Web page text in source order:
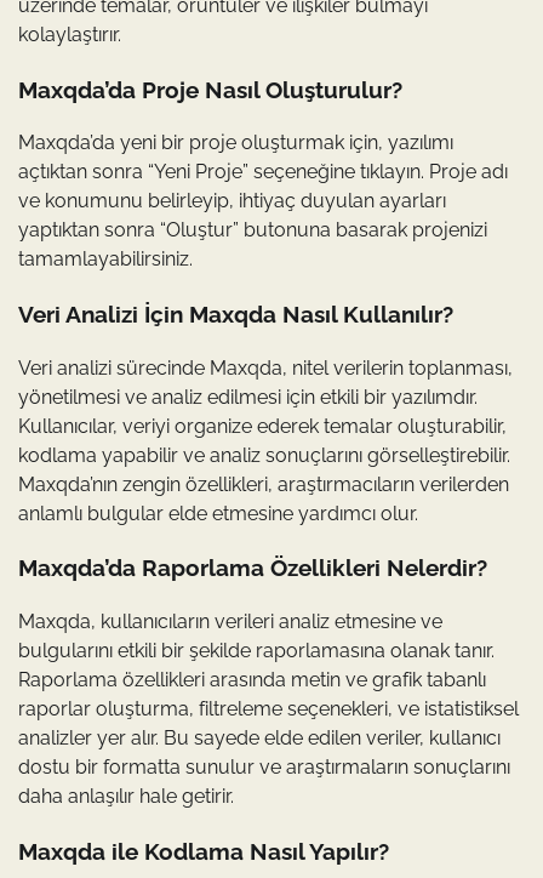
üzerinde temalar, örüntüler ve ilişkiler bulmayı
kolaylaştırır.
Maxqda’da Proje Nasıl Oluşturulur?
Maxqda’da yeni bir proje oluşturmak için, yazılımı
açtıktan sonra “Yeni Proje” seçeneğine tıklayın. Proje adı
ve konumunu belirleyip, ihtiyaç duyulan ayarları
yaptıktan sonra “Oluştur” butonuna basarak projenizi
tamamlayabilirsiniz.
Veri Analizi İçin Maxqda Nasıl Kullanılır?
Veri analizi sürecinde Maxqda, nitel verilerin toplanması,
yönetilmesi ve analiz edilmesi için etkili bir yazılımdır.
Kullanıcılar, veriyi organize ederek temalar oluşturabilir,
kodlama yapabilir ve analiz sonuçlarını görselleştirebilir.
Maxqda’nın zengin özellikleri, araştırmacıların verilerden
anlamlı bulgular elde etmesine yardımcı olur.
Maxqda’da Raporlama Özellikleri Nelerdir?
Maxqda, kullanıcıların verileri analiz etmesine ve
bulgularını etkili bir şekilde raporlamasına olanak tanır.
Raporlama özellikleri arasında metin ve grafik tabanlı
raporlar oluşturma, filtreleme seçenekleri, ve istatistiksel
analizler yer alır. Bu sayede elde edilen veriler, kullanıcı
dostu bir formatta sunulur ve araştırmaların sonuçlarını
daha anlaşılır hale getirir.
Maxqda ile Kodlama Nasıl Yapılır?